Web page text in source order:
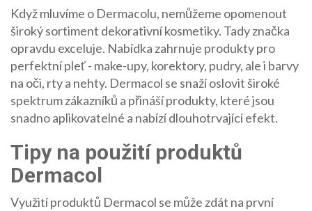
Když mluvíme o Dermacolu, nemůžeme opomenout
široký sortiment dekorativní kosmetiky. Tady značka
opravdu exceluje. Nabídka zahrnuje produkty pro
perfektní pleť - make-upy, korektory, pudry, ale i barvy
na oči, rty a nehty. Dermacol se snaží oslovit široké
spektrum zákazníků a přináší produkty, které jsou
snadno aplikovatelné a nabízí dlouhotrvající efekt.
Tipy na použití produktů
Dermacol
Využití produktů Dermacol se může zdát na první